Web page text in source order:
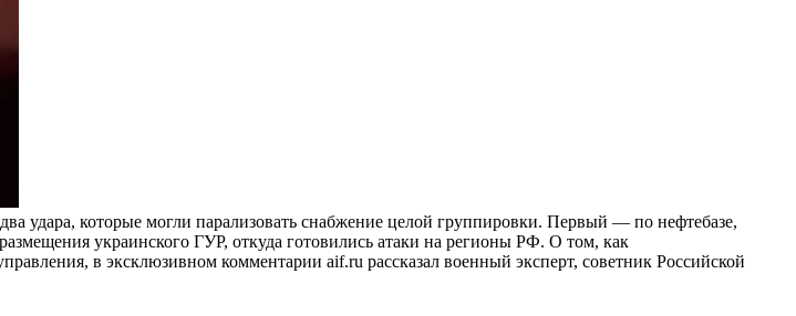
удара, которые могли парализовать снабжение целой группировки. Первый — по нефтебазе,
украинского ГУР, откуда готовились атаки на регионы РФ. О том, как
в эксклюзивном комментарии aif.ru рассказал военный эксперт, советник Российской